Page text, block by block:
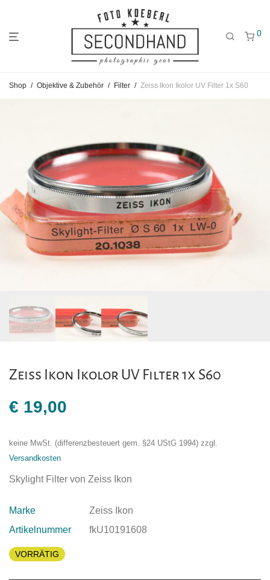
Hauptmenü
Kategorien
Filtern
0
Shop / Objektive & Zubehör / Filter / Zeiss Ikon Ikolor UV Filter 1x S60
Zeiss Ikon Ikolor UV Filter 1x S60
€ 19,00
keine MwSt. (differenzbesteuert gem. §24 UStG 1994) zzgl.
Versandkosten
Skylight Filter von Zeiss Ikon
Marke
Zeiss Ikon
Artikelnummer
fkU10191608
VORRÄTIG